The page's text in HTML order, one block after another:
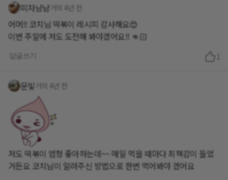
피자냠냠 거의 4년 전
어머!! 코치님 떡볶이 레시피 감사해요😍
이번 주말에 저도 도전해 봐야겠어요!! 👊🏻
답글쓰기 1
문빛 거의 4년 전
저도 떡볶이 엄청 좋아하는데~~ 매일 먹을 때마다 죄책감이 들었
거든요 코치님이 알려주신 방법으로 한번 먹어봐야 겠어요